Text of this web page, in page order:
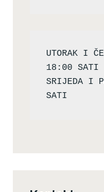
UTORAK I
18:00 SATI
SRIJEDA I